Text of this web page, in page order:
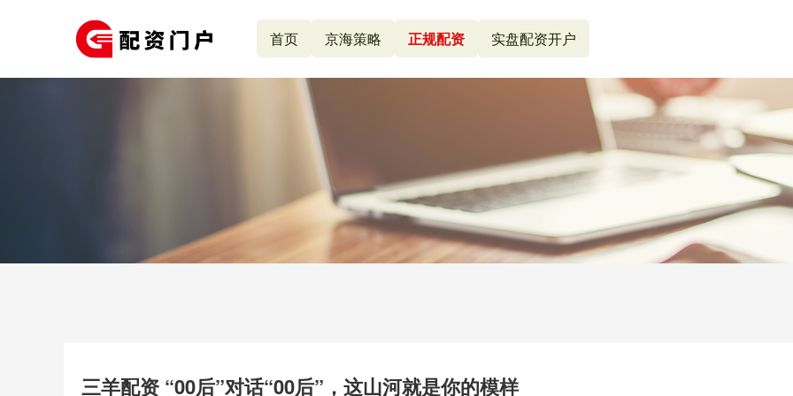
首页 京海策略 正规配资 实盘配资开户
三羊配资 “00后”对话“00后”，这山河就是你的模样